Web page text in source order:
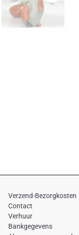
Verzend-Bezorgkosten
Contact
Verhuur
Bankgegevens